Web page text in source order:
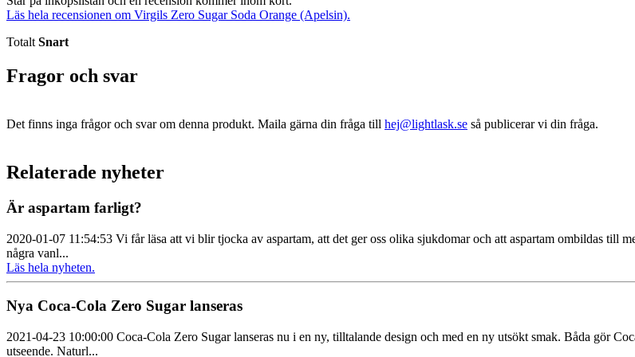
Läs hela recensionen om Virgils Zero Sugar Soda Orange (Apelsin).
Totalt Snart
Fragor och svar
Det finns inga frågor och svar om denna produkt. Maila gärna din fråga till hej@lightlask.se så publicerar vi din fråga.
Relaterade nyheter
Är aspartam farligt?
2020-01-07 11:54:53 Vi får läsa att vi blir tjocka av aspartam, att det ger oss olika sjukdomar och att aspartam ombildas till
några vanl...
Läs hela nyheten.
Nya Coca-Cola Zero Sugar lanseras
2021-04-23 10:00:00 Coca‑Cola Zero Sugar lanseras nu i en ny, tilltalande design och med en ny utsökt smak. Båda gör
utseende. Naturl...